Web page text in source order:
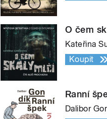
O čem
Kateřina
Koupit
Ranní
Dalibor